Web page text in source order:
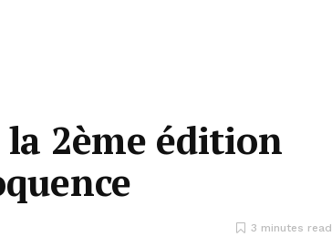
la 2ème édition
3 minutes read